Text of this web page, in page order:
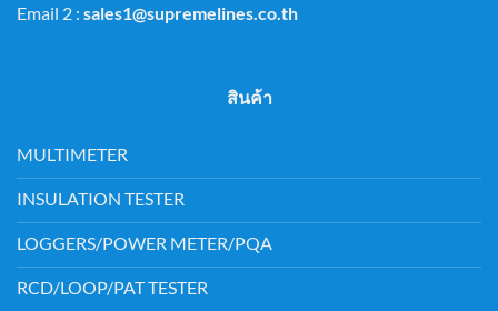
Email 2 : sales1@supremelines.co.th
สินค้า
MULTIMETER
INSULATION TESTER
LOGGERS/POWER METER/PQA
RCD/LOOP/PAT TESTER